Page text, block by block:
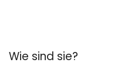
Wie sind sie?